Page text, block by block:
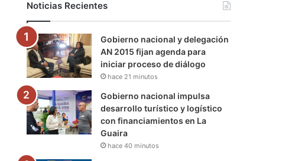
o
k
r
e
r
a
m
a
m
Noticias Recientes
Gobierno nacional y delegación
AN 2015 fijan agenda para
iniciar proceso de diálogo
hace 21 minutos
Gobierno nacional impulsa
desarrollo turístico y logístico
con financiamientos en La
Guaira
hace 40 minutos